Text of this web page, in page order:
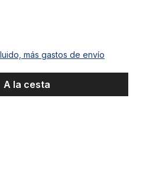
más gastos de envío
A la cesta